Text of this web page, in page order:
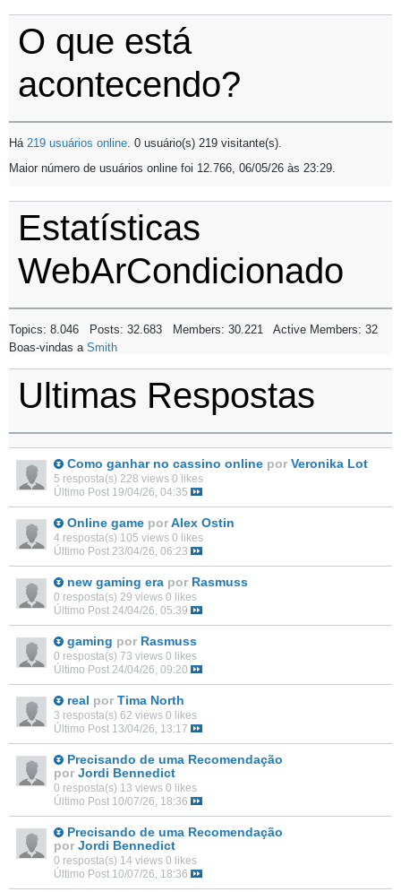
O que está
acontecendo?
Há 219 usuários online. 0 usuário(s) 219 visitante(s).
Maior número de usuários online foi 12.766, 06/05/26 às 23:29.
Estatísticas
WebArCondicionado
Topics: 8.046 Posts: 32.683 Members: 30.221 Active Members: 32
Boas-vindas a Smith
Ultimas Respostas
Como ganhar no cassino online por Veronika Lot
5 resposta(s) 228 views 0 likes
Último Post 19/04/26, 04:35
Online game porAlex Ostin
4 resposta(s) 105 views 0 likes
Último Post 23/04/26, 06:23
new gaming era por Rasmuss
0 resposta(s) 29 views 0 likes
Último Post 24/04/26, 05:39
gaming por Rasmuss
0 resposta(s) 73 views 0 likes
Último Post 24/04/26, 09:20
real por Tima North
3 resposta(s) 62 views 0 likes
Último Post 13/04/26, 13:17
Precisando de uma Recomendação
por Jordi Bennedict
0 resposta(s) 13 views 0 likes
Último Post 10/07/26, 18:36
Precisando de uma Recomendação
por Jordi Bennedict
0 resposta(s) 14 views 0 likes
Último Post 10/07/26, 18:36